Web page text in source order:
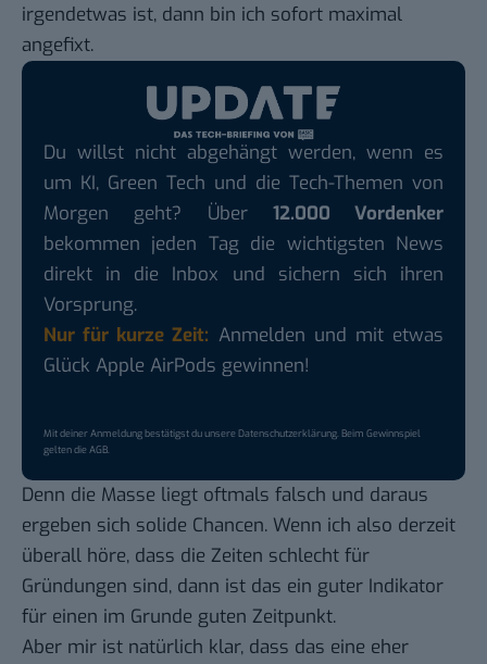
irgendetwas ist, dann bin ich sofort maximal
angefixt.
Du willst nicht abgehängt werden, wenn es
um KI, Green Tech und die Tech-Themen von
Morgen geht? Über 12.000 Vordenker
bekommen jeden Tag die wichtigsten News
direkt in die Inbox und sichern sich ihren
Vorsprung.
Nur für kurze Zeit: Anmelden und mit etwas
Glück Apple AirPods gewinnen!
Mit deiner Anmeldung bestätigst du unsereDatenschutzerklärung. Beim Gewinnspiel
gelten dieAGB.
Denn die Masse liegt oftmals falsch und daraus
ergeben sich solide Chancen. Wenn ich also derzeit
überall höre, dass die Zeiten schlecht für
Gründungen sind, dann ist das ein guter Indikator
für einen im Grunde guten Zeitpunkt.
Aber mir ist natürlich klar, dass das eine eher